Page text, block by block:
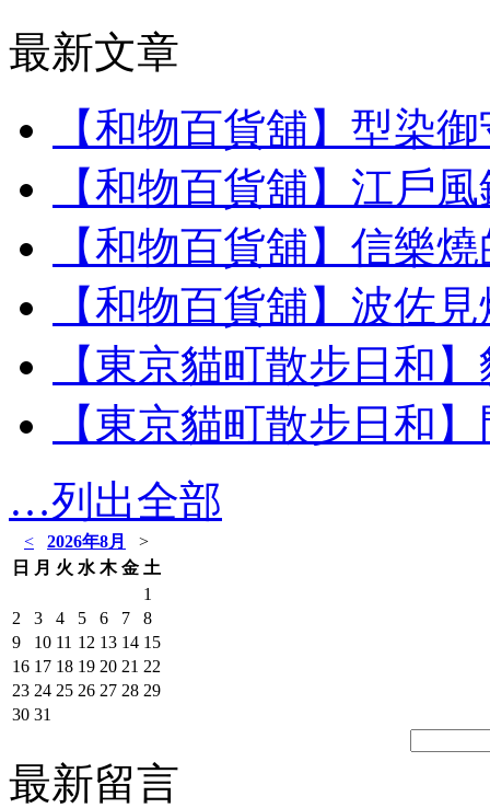
最新文章
【和物百貨舖】型染
【和物百貨舖】江戶
【和物百貨舖】信樂
【和物百貨舖】波佐
【東京貓町散步日和
【東京貓町散步日和
…列出全部
< 2026年8月
>
日
月 火 水 木 金 土
1
2
3 4 5 6 7
8
9
10 11 12 13 14 15
16 17 18 19 20 21 22
23 24 25 26 27 28 29
30 31
最新留言